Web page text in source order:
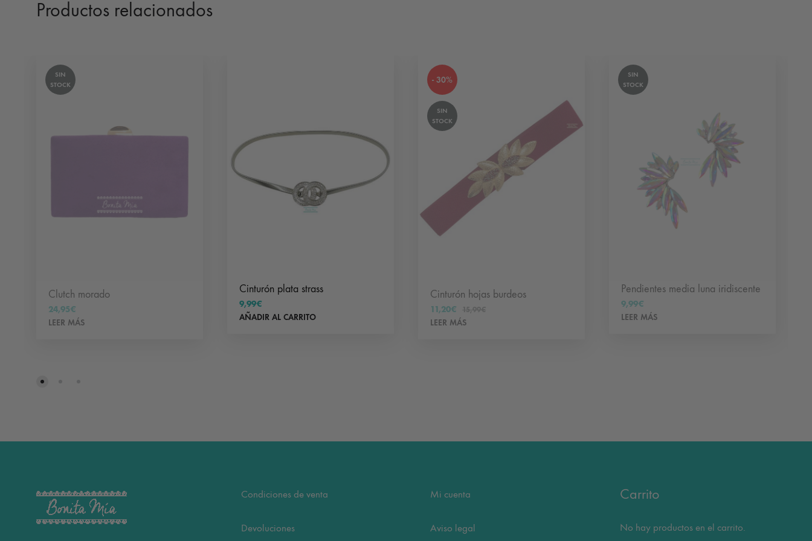
Productos relacionados
SIN
STOCK
Clutch morado
24,95€
LEER MÁS
Cinturón plata strass
9,99€
AÑADIR AL CARRITO
- 30%
SIN
STOCK
Cinturón hojas burdeos
11,20€
LEER MÁS
SIN
STOCK
Pendientes media luna iridiscente
9,99€
LEER MÁS
Condiciones de venta
Devoluciones
Mi cuenta
Aviso legal
Carrito
No hay productos en el carrito.